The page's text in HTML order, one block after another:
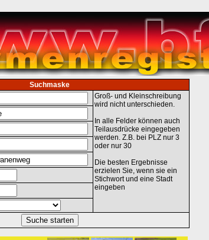
Suchmaske
Groß- und Kleinschreibung
wird nicht unterschieden.
In alle Felder können auch
Teilausdrücke eingegeben
werden. Z.B. bei PLZ nur 3
oder nur 30
Die besten Ergebnisse
erzielen Sie, wenn sie ein
Stichwort und eine Stadt
eingeben